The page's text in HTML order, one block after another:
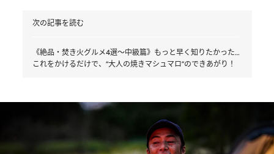
次の記事を読む
《絶品・焚き火グルメ4選～中級篇》もっと早く知りたかった…
これをかけるだけで、“大人の焼きマシュマロ”のできあがり！